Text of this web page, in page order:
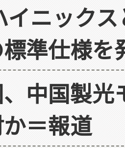
イニック
準仕様を
中国製光
＝報道